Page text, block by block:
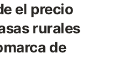
el precio
rurales
de